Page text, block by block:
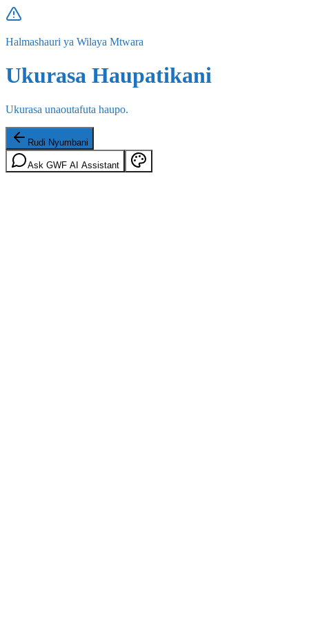
Halmashauri ya Wilaya Mtwara
Ukurasa Haupatikani
Ukurasa unaoutafuta haupo.
Rudi Nyumbani
Ask GWF AI Assistant